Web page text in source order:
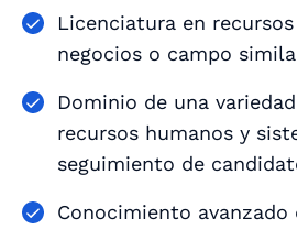
Licenciatura en
negocios o campo
Dominio de una
recursos humanos y
seguimiento de
Conocimiento